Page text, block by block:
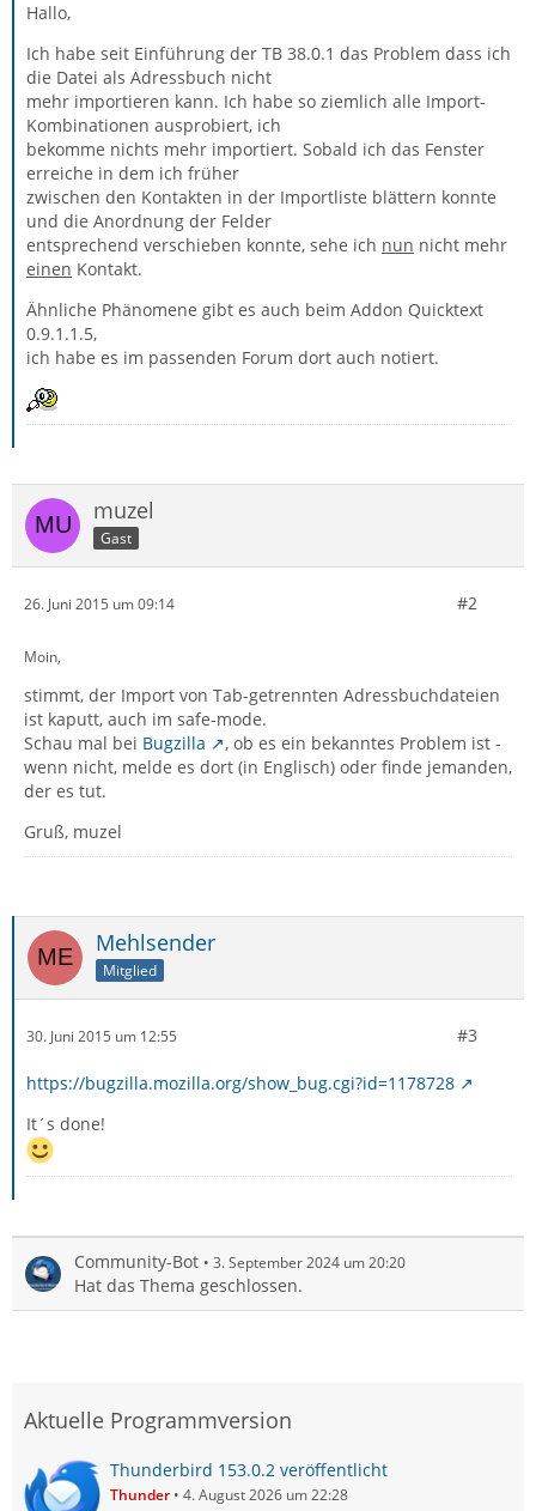
Hallo,
Ich habe seit Einführung der TB 38.0.1 das Problem dass ich
die Datei als Adressbuch nicht
mehr importieren kann. Ich habe so ziemlich alle Import-
Kombinationen ausprobiert, ich
bekomme nichts mehr importiert. Sobald ich das Fenster
erreiche in dem ich früher
zwischen den Kontakten in der Importliste blättern konnte
und die Anordnung der Felder
entsprechend verschieben konnte, sehe ich nun nicht mehr
einen Kontakt.
Ähnliche Phänomene gibt es auch beim Addon Quicktext
0.9.1.1.5,
ich habe es im passenden Forum dort auch notiert.
muzel
Gast
26. Juni 2015 um 09:14 #2
Moin,
stimmt, der Import von Tab-getrennten Adressbuchdateien
ist kaputt, auch im safe-mode.
Schau mal bei Bugzilla
, ob es ein bekanntes Problem ist -
wenn nicht, melde es dort (in Englisch) oder finde jemanden,
der es tut.
Gruß, muzel
Mehlsender
Mitglied
30. Juni 2015 um 12:55 #3
https://bugzilla.mozilla.org/show_bug.cgi?id=1178728
It´s done!
Community-Bot 3. September 2024 um 20:20
Hat das Thema geschlossen.
Aktuelle Programmversion
Thunderbird 153.0.2 veröffentlicht
Thunder 4. August 2026 um 22:28